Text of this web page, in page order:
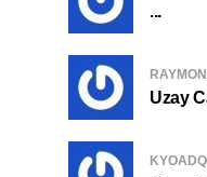
...
Uzay